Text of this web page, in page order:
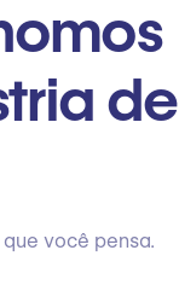
de
você pensa.